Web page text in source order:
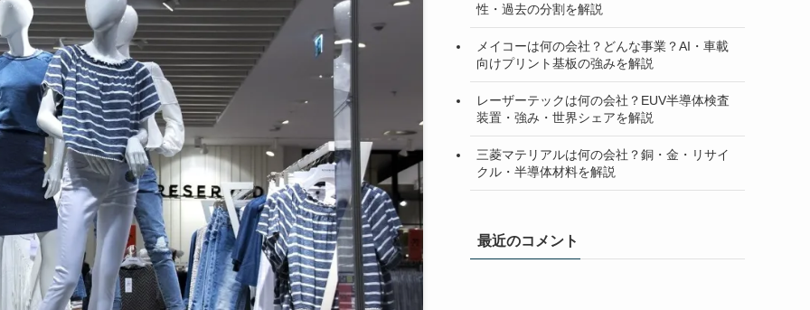
性・過去の分割を解説
メイコーは何の会社？どんな事業？AI・車載
向けプリント基板の強みを解説
レーザーテックは何の会社？EUV半導体検査
装置・強み・世界シェアを解説
三菱マテリアルは何の会社？銅・金・リサイ
クル・半導体材料を解説
最近のコメント